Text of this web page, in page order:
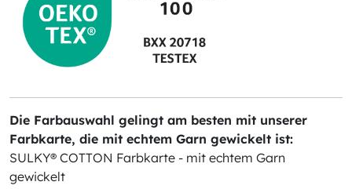
Die Farbauswahl gelingt am besten mit unserer
Farbkarte, die mit echtem Garn gewickelt ist:
SULKY® COTTON Farbkarte - mit echtem Garn
gewickelt